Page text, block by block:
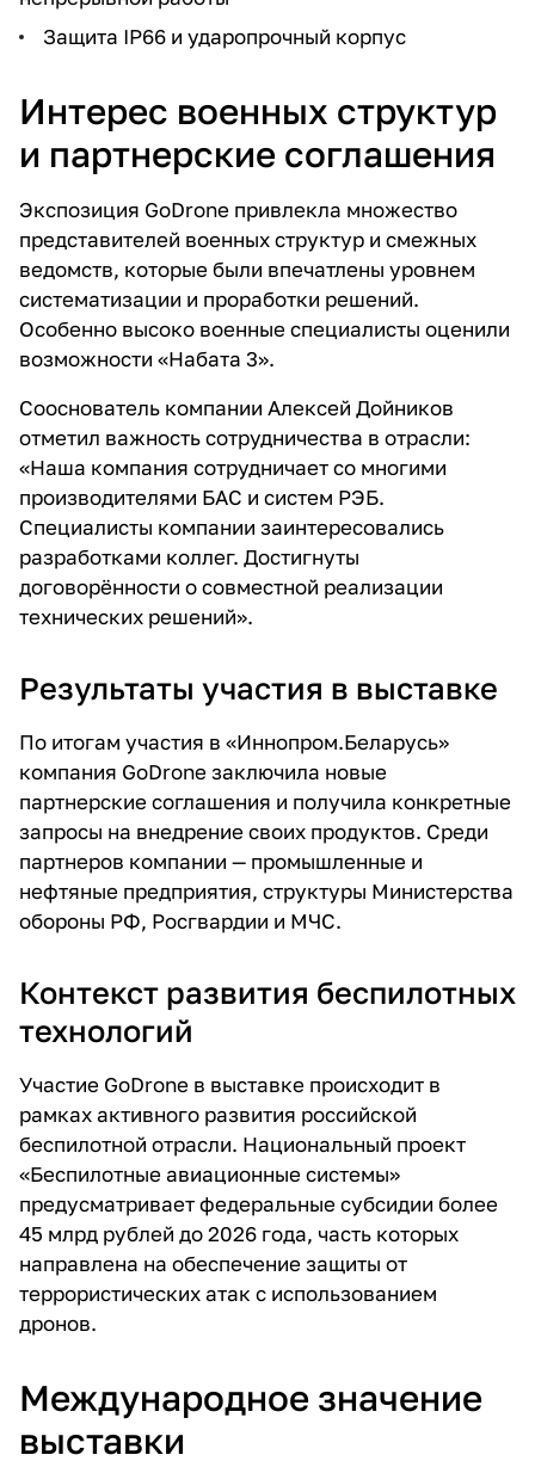
Защита IP66 и ударопрочный корпус
Интерес военных структур
и партнерские соглашения
Экспозиция GoDrone привлекла множество
представителей военных структур и смежных
ведомств, которые были впечатлены уровнем
систематизации и проработки решений.
Особенно высоко военные специалисты оценили
возможности «Набата 3».
Сооснователь компании Алексей Дойников
отметил важность сотрудничества в отрасли:
«Наша компания сотрудничает со многими
производителями БАС и систем РЭБ.
Специалисты компании заинтересовались
разработками коллег. Достигнуты
договорённости о совместной реализации
технических решений».
Результаты участия в выставке
По итогам участия в «Иннопром.Беларусь»
компания GoDrone заключила новые
партнерские соглашения и получила конкретные
запросы на внедрение своих продуктов. Среди
партнеров компании — промышленные и
нефтяные предприятия, структуры Министерства
обороны РФ, Росгвардии и МЧС.
Контекст развития беспилотных
технологий
Участие GoDrone в выставке происходит в
рамках активного развития российской
беспилотной отрасли. Национальный проект
«Беспилотные авиационные системы»
предусматривает федеральные субсидии более
45 млрд рублей до 2026 года, часть которых
направлена на обеспечение защиты от
террористических атак с использованием
дронов.
Международное значение
выставки